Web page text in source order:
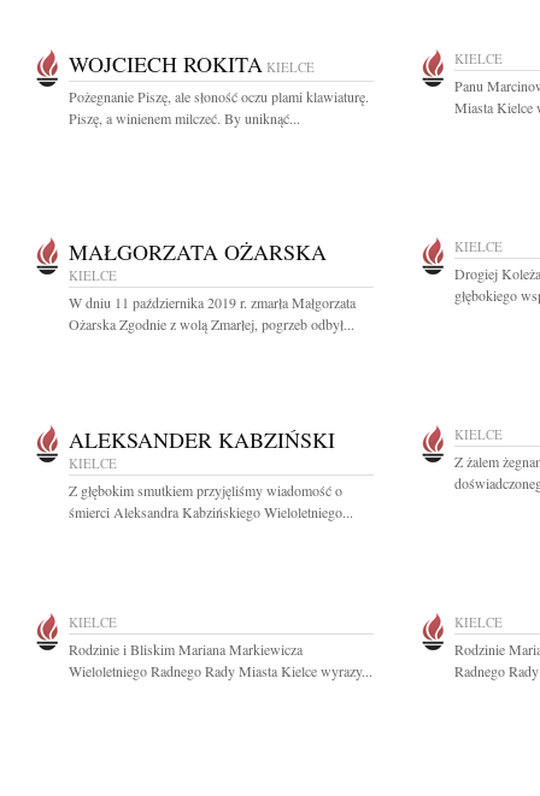
WOJCIECH ROKITA KIELCE
Pożegnanie Piszę, ale słoność oczu plami klawiaturę.
Piszę, a winienem milczeć. By uniknąć...
KIELCE
Panu
Miasta Kielce
MAŁGORZATA OŻARSKA
KIELCE
W dniu 11 października 2019 r. zmarła Małgorzata
Ożarska Zgodnie z wolą Zmarłej, pogrzeb odbył...
KIELCE
Drogiej
głębokiego
ALEKSANDER KABZIŃSKI
KIELCE
Z głębokim smutkiem przyjęliśmy wiadomość o
śmierci Aleksandra Kabzińskiego Wieloletniego...
KIELCE
Z żalem
KIELCE
Rodzinie i Bliskim Mariana Markiewicza
Wieloletniego Radnego Rady Miasta Kielce wyrazy...
KIELCE
Rodzinie
Radnego